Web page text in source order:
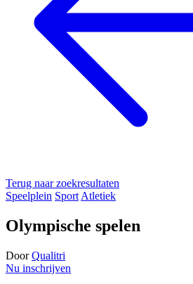
Terug naar zoekresultaten
Speelplein Sport Atletiek
Olympische spelen
Door Qualitri
Nu inschrijven